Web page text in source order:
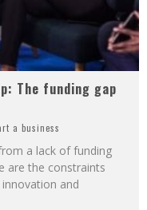
The funding gap
a business
a lack of funding
are the constraints
and